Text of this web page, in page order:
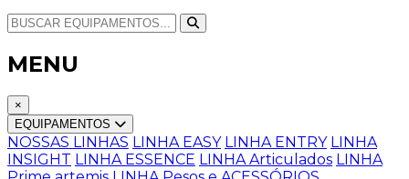
MENU
×
EQUIPAMENTOS
NOSSAS LINHAS LINHA EASY LINHA ENTRY LINHA
INSIGHT LINHA ESSENCE LINHA Articulados LINHA